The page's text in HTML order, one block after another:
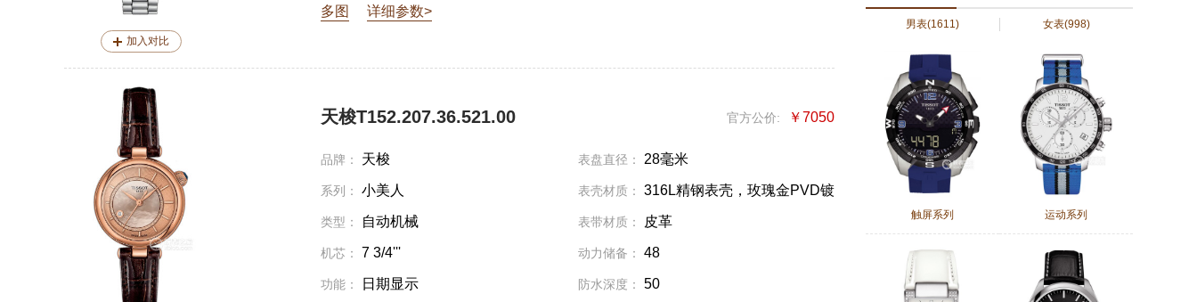
加入对比
多图
详细参数>
天梭T152.207.36.521.00
品牌： 天梭 表盘直径： 28毫米
系列： 小美人 表壳材质：
316L精钢表壳，玫瑰金PVD镀
类型： 自动机械 表带材质： 皮革
机芯： 7 3/4''' 动力储备： 48
功能： 日期显示 防水深度：
50
官方公价: ￥7050
男表(1611) 女表(998)
触屏系列 运动系列